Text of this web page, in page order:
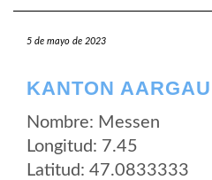
5 de mayo de 2023
KANTON
Nombre: Messen
Longitud: 7.45
Latitud: 47.0833333